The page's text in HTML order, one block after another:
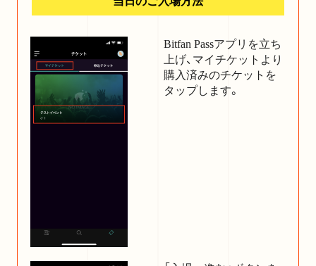
Bitfan Passアプリを立ち
上げ、マイチケットより
購入済みのチケットを
タップします。